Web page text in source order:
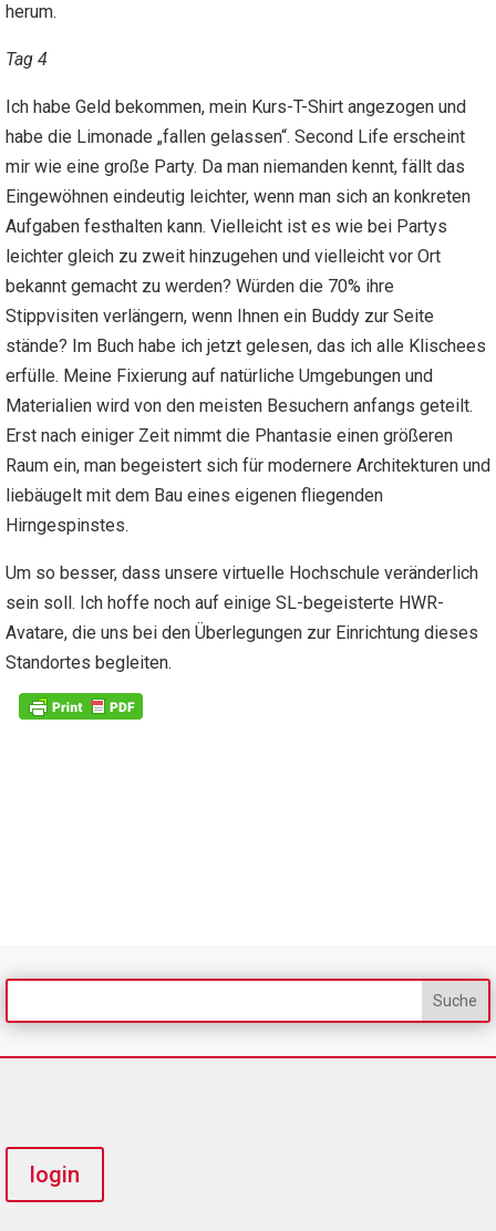
herum.
Tag 4
Ich habe Geld bekommen, mein Kurs-T-Shirt angezogen und
habe die Limonade „fallen gelassen“. Second Life erscheint
mir wie eine große Party. Da man niemanden kennt, fällt das
Eingewöhnen eindeutig leichter, wenn man sich an konkreten
Aufgaben festhalten kann. Vielleicht ist es wie bei Partys
leichter gleich zu zweit hinzugehen und vielleicht vor Ort
bekannt gemacht zu werden? Würden die 70% ihre
Stippvisiten verlängern, wenn Ihnen ein Buddy zur Seite
stände? Im Buch habe ich jetzt gelesen, das ich alle Klischees
erfülle. Meine Fixierung auf natürliche Umgebungen und
Materialien wird von den meisten Besuchern anfangs geteilt.
Erst nach einiger Zeit nimmt die Phantasie einen größeren
Raum ein, man begeistert sich für modernere Architekturen und
liebäugelt mit dem Bau eines eigenen fliegenden
Hirngespinstes.
Um so besser, dass unsere virtuelle Hochschule veränderlich
sein soll. Ich hoffe noch auf einige SL-begeisterte HWR-
Avatare, die uns bei den Überlegungen zur Einrichtung dieses
Standortes begleiten.
login